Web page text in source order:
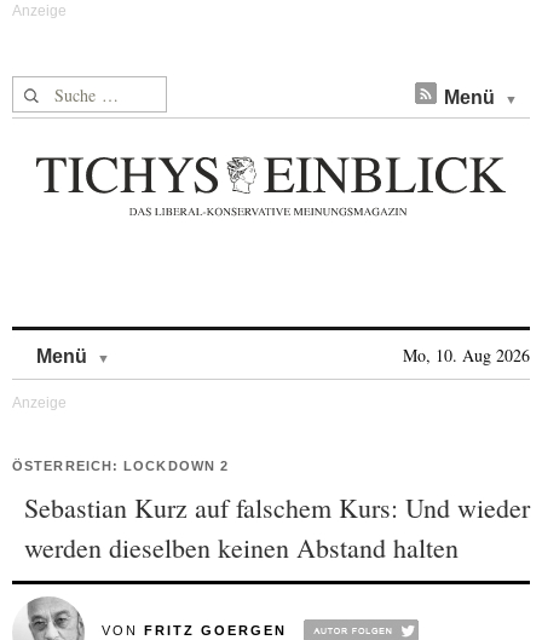
Suche nach: Menü
Menü Mo, 10. Aug 2026
ÖSTERREICH: LOCKDOWN 2
Sebastian Kurz auf falschem Kurs: Und wieder
werden dieselben keinen Abstand halten
VON FRITZ GOERGEN